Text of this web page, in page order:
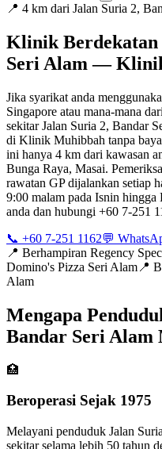
📍 4 km dari Jalan Suria 2,
Klinik Berdekatan
Seri Alam —
Jika syarikat anda
Singapore atau mana-mana
sekitar Jalan Suria 2, Bandar
di Klinik Muhibbah tanpa
ini hanya 4 km dari kawasan
Bunga Raya, Masai.
rawatan GP dijalankan setiap
9:00 malam pada Isnin hingga
anda dan hubungi +60 7-251
📞 +60 7-251 1162💬
📍 Berhampiran Regency
Domino's Pizza Seri Alam 📍
Alam
Mengapa
Bandar Seri
🏥
Beroperasi Sejak 1975
Melayani penduduk Jalan
sekitar selama lebih 50 tahun